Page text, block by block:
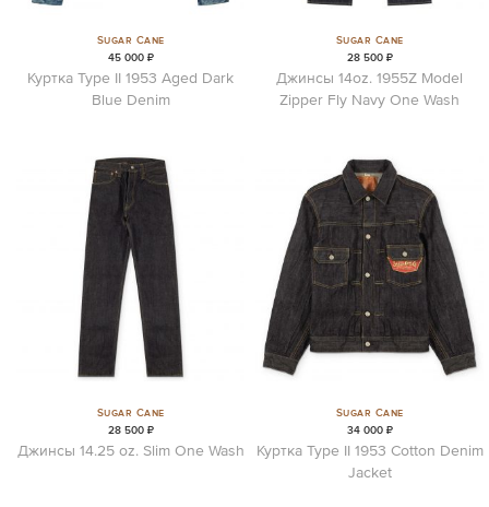
Sugar Cane
45 000 ₽
Куртка Type II 1953 Aged Dark
Blue Denim
Sugar Cane
28 500 ₽
Джинсы 14oz. 1955Z Model
Zipper Fly Navy One Wash
Sugar Cane
28 500 ₽
Джинсы 14.25 oz. Slim One Wash
Sugar Cane
34 000 ₽
Куртка Type II 1953 Cotton Denim
Jacket